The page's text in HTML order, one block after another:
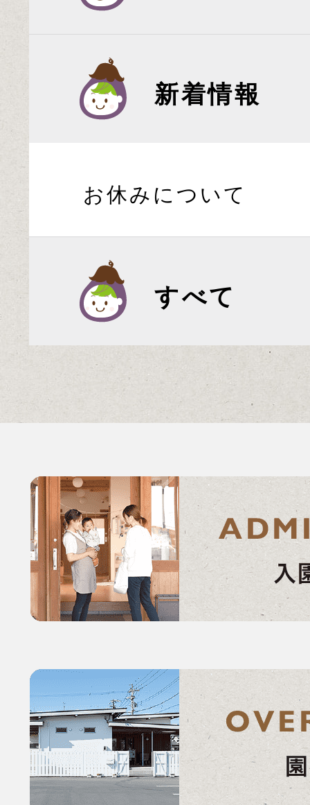
新着情報
お休みについて
すべて